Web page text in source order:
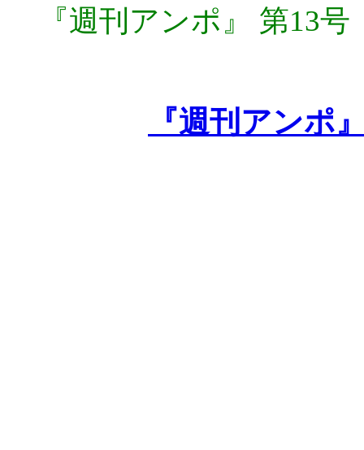
『週刊アンポ』 第13号
『週刊アンポ